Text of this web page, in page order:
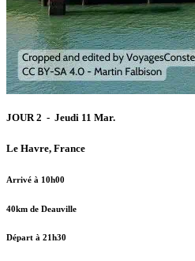
JOUR 2 - Jeudi 11 Mar.
Le Havre, France
Arrivé à 10h00
40km de Deauville
Départ à 21h30